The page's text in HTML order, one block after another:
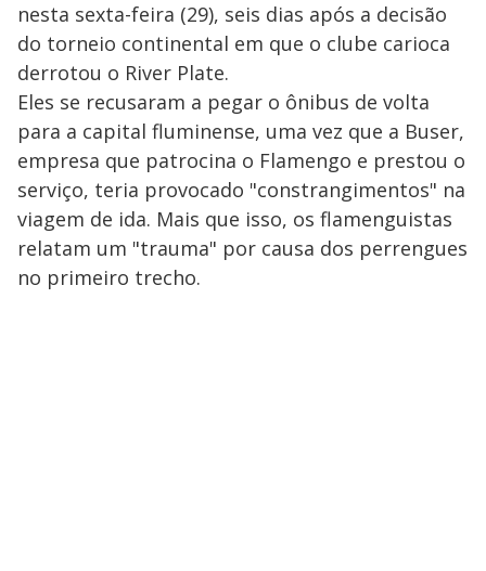
nesta sexta-feira (29), seis dias após a decisão
do torneio continental em que o clube carioca
derrotou o River Plate.
Eles se recusaram a pegar o ônibus de volta
para a capital fluminense, uma vez que a Buser,
empresa que patrocina o Flamengo e prestou o
serviço, teria provocado "constrangimentos" na
viagem de ida. Mais que isso, os flamenguistas
relatam um "trauma" por causa dos perrengues
no primeiro trecho.